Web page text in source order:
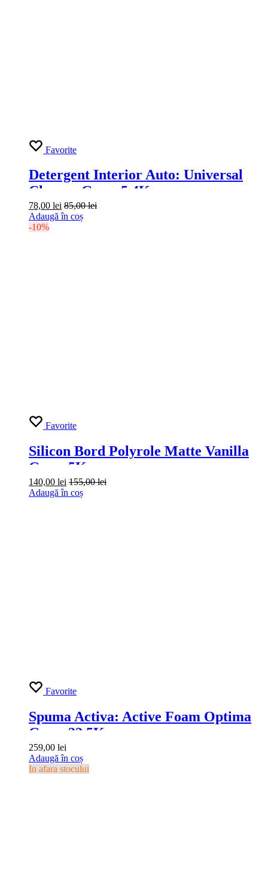
Favorite
Detergent Interior Auto: Universal
Cleaner Grass 5.4Kg
78,00 lei 85,00lei
Adaugă în coș
-10%
Favorite
Silicon Bord Polyrole Matte Vanilla
Grass 5Kg
140,00 lei 155,00lei
Adaugă în coș
Favorite
Spuma Activa: Active Foam Optima
Grass 22.5Kg
259,00 lei
Adaugă în coș
In afara stocului